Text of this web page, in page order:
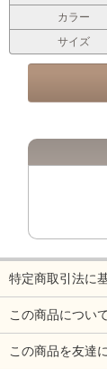
カラー
サイズ
特定商取引法に
この商品につい
この商品を友達